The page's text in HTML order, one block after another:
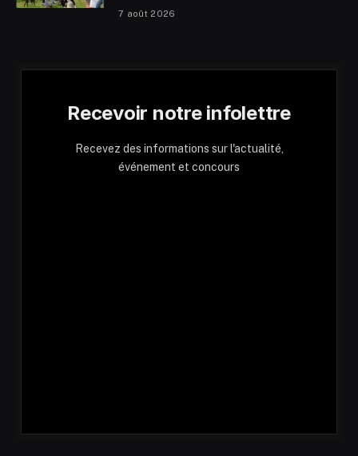
7 août 2026
Recevoir notre infolettre
Recevez des informations sur l'actualité,
événement et concours